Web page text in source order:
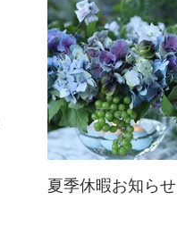
夏季休暇お知らせ